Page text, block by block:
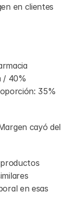
en clientes
/ 40%
35%
cayó del
en esas